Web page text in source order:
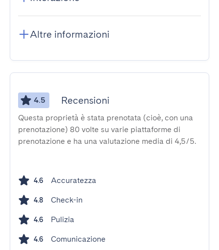
Altre informazioni
4.5 Recensioni
Questa proprietà è stata prenotata (cioè, con una
prenotazione) 80 volte su varie piattaforme di
prenotazione e ha una valutazione media di 4,5/5.
4.6 Accuratezza
4.8 Check-in
4.6 Pulizia
4.6 Comunicazione